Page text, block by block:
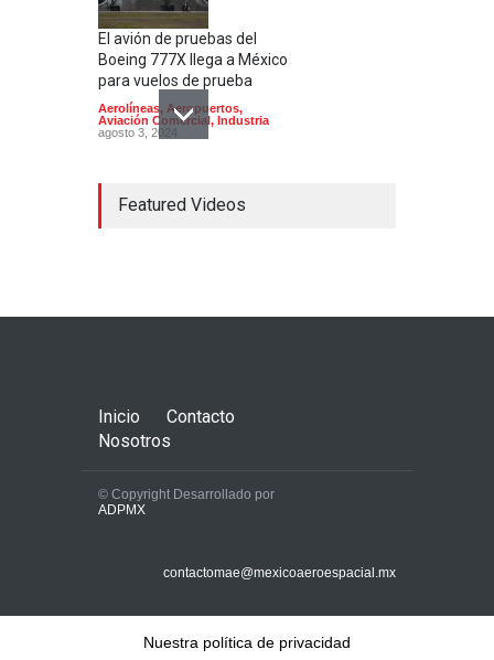
El avión de pruebas del
Boeing 777X llega a México
para vuelos de prueba
Aerolíneas, Aeropuertos,
Aviación Comercial, Industria
agosto 3, 2024
supersónico que venía a
AICM pase de 43 a 44
Aerolíneas,Aeropuertos
Featured Videos
Inicio
Contacto
Nosotros
© Copyright Desarrollado por
ADPMX
contactomae@mexicoaeroespacial.mx
Nuestra política de privacidad